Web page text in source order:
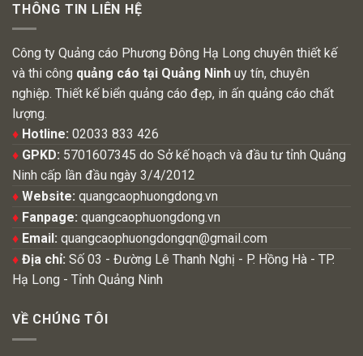
THÔNG TIN LIÊN HỆ
Công ty Quảng cáo Phương Đông Hạ Long chuyên thiết kế
và thi công quảng cáo tại Quảng Ninh uy tín, chuyên
nghiệp. Thiết kế biển quảng cáo đẹp, in ấn quảng cáo chất
lượng.
♦ Hotline: 02033 833 426
♦ GPKD: 5701607345 do Sở kế hoạch và đầu tư tỉnh Quảng
Ninh cấp lần đầu ngày 3/4/2012
♦ Website: quangcaophuongdong.vn
♦ Fanpage: quangcaophuongdong.vn
♦ Email: quangcaophuongdongqn@gmail.com
♦ Địa chỉ: Số 03 - Đường Lê Thanh Nghị - P. Hồng Hà - TP.
Hạ Long - Tỉnh Quảng Ninh
VỀ CHÚNG TÔI